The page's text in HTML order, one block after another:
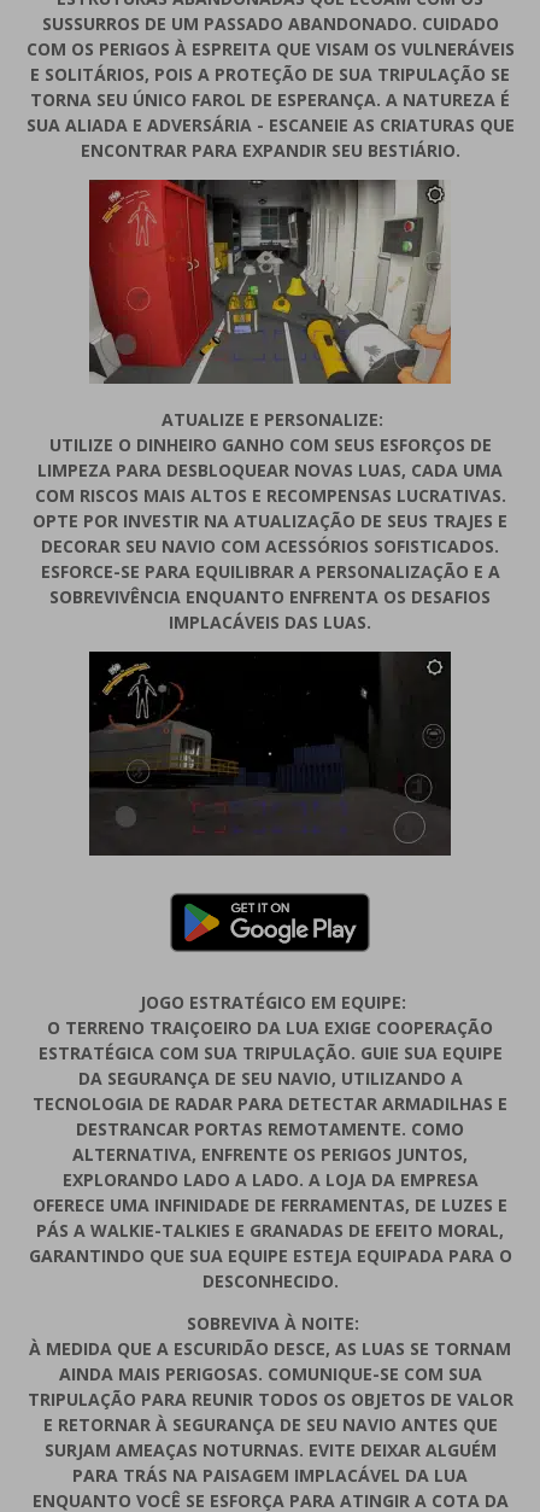
SUSSURROS DE UM PASSADO ABANDONADO. CUIDADO
COM OS PERIGOS À ESPREITA QUE VISAM OS VULNERÁVEIS
​​E SOLITÁRIOS, POIS A PROTEÇÃO DE SUA TRIPULAÇÃO SE
TORNA SEU ÚNICO FAROL DE ESPERANÇA. A NATUREZA É
SUA ALIADA E ADVERSÁRIA - ESCANEIE AS CRIATURAS QUE
ENCONTRAR PARA EXPANDIR SEU BESTIÁRIO.
ATUALIZE E PERSONALIZE:
UTILIZE O DINHEIRO GANHO COM SEUS ESFORÇOS DE
LIMPEZA PARA DESBLOQUEAR NOVAS LUAS, CADA UMA
COM RISCOS MAIS ALTOS E RECOMPENSAS LUCRATIVAS.
OPTE POR INVESTIR NA ATUALIZAÇÃO DE SEUS TRAJES E
DECORAR SEU NAVIO COM ACESSÓRIOS SOFISTICADOS.
ESFORCE-SE PARA EQUILIBRAR A PERSONALIZAÇÃO E A
SOBREVIVÊNCIA ENQUANTO ENFRENTA OS DESAFIOS
IMPLACÁVEIS ​​DAS LUAS.
JOGO ESTRATÉGICO EM EQUIPE:
O TERRENO TRAIÇOEIRO DA LUA EXIGE COOPERAÇÃO
ESTRATÉGICA COM SUA TRIPULAÇÃO. GUIE SUA EQUIPE
DA SEGURANÇA DE SEU NAVIO, UTILIZANDO A
TECNOLOGIA DE RADAR PARA DETECTAR ARMADILHAS E
DESTRANCAR PORTAS REMOTAMENTE. COMO
ALTERNATIVA, ENFRENTE OS PERIGOS JUNTOS,
EXPLORANDO LADO A LADO. A LOJA DA EMPRESA
OFERECE UMA INFINIDADE DE FERRAMENTAS, DE LUZES E
PÁS A WALKIE-TALKIES E GRANADAS DE EFEITO MORAL,
GARANTINDO QUE SUA EQUIPE ESTEJA EQUIPADA PARA O
DESCONHECIDO.
SOBREVIVA À NOITE:
À MEDIDA QUE A ESCURIDÃO DESCE, AS LUAS SE TORNAM
AINDA MAIS PERIGOSAS. COMUNIQUE-SE COM SUA
TRIPULAÇÃO PARA REUNIR TODOS OS OBJETOS DE VALOR
E RETORNAR À SEGURANÇA DE SEU NAVIO ANTES QUE
SURJAM AMEAÇAS NOTURNAS. EVITE DEIXAR ALGUÉM
PARA TRÁS NA PAISAGEM IMPLACÁVEL DA LUA
ENQUANTO VOCÊ SE ESFORÇA PARA ATINGIR A COTA DA